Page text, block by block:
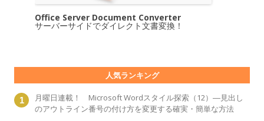
Office Server Document Converter
サーバーサイドでダイレクト文書変換！
人気ランキング
月曜日連載！ Microsoft Wordスタイル探索（12）―見出し
のアウトライン番号の付け方を変更する確実・簡単な方法